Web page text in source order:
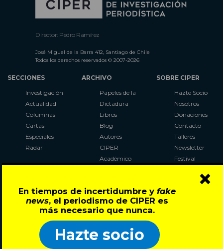
En tiempos de incertidumbre y fake
news, el periodismo de CIPER es
más necesario que nunca.
Hazte socio
×
Director: Pedro Ramírez
José Miguel de la Barra 412, Santiago de Chile
Todos los derechos reservados © 2007-2026
SECCIONES
Investigación
Actualidad
Columnas
Cartas
Especiales
Radar
ARCHIVO
Papeles de la
Dictadura
Libros
Blog
Autores
CIPER
Académico
Al Plebiscito
con CIPER
SOBRE CIPER
Hazte Socio
Nosotros
Donaciones
Contacto
Talleres
Newsletter
Festival